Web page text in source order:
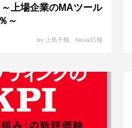
上場企業のMAツール
～
by 上島千鶴、Nexal広報